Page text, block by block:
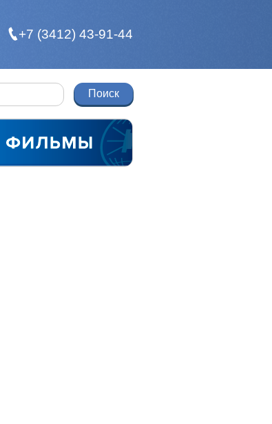
+7 (3412) 43-91-44